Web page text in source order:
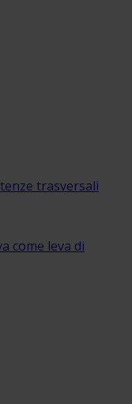
trasversali
come leva di